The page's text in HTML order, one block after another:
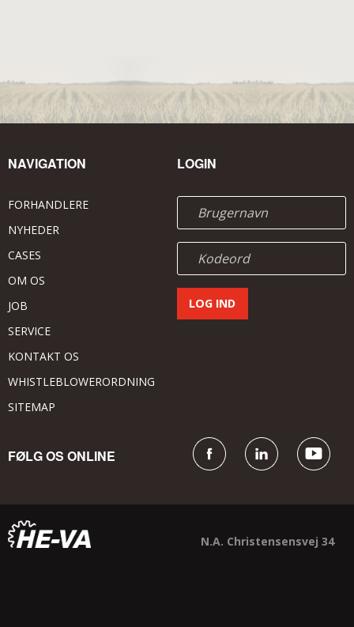
NAVIGATION
FORHANDLERE
NYHEDER
CASES
OM OS
JOB
SERVICE
KONTAKT OS
WHISTLEBLOWERORDNING
SITEMAP
LOGIN
FØLG OS ONLINE
N.A. Christensensvej 34